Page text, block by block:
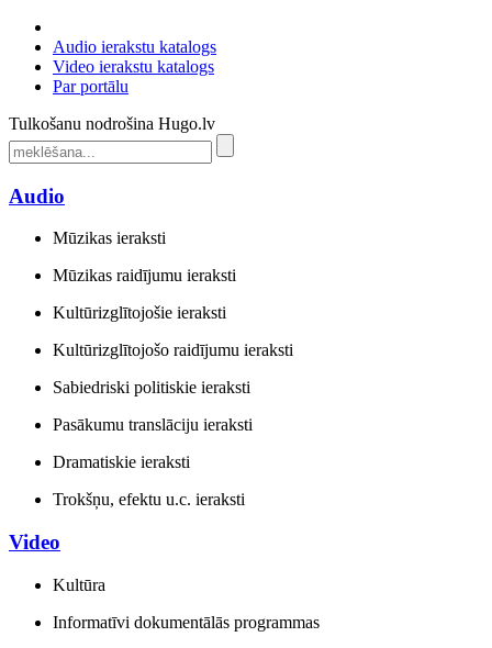
Audio ierakstu katalogs
Video ierakstu katalogs
Par portālu
Tulkošanu nodrošina Hugo.lv
Audio
Mūzikas ieraksti
Mūzikas raidījumu ieraksti
Kultūrizglītojošie ieraksti
Kultūrizglītojošo raidījumu ieraksti
Sabiedriski politiskie ieraksti
Pasākumu translāciju ieraksti
Dramatiskie ieraksti
Trokšņu, efektu u.c. ieraksti
Video
Kultūra
Informatīvi dokumentālās programmas